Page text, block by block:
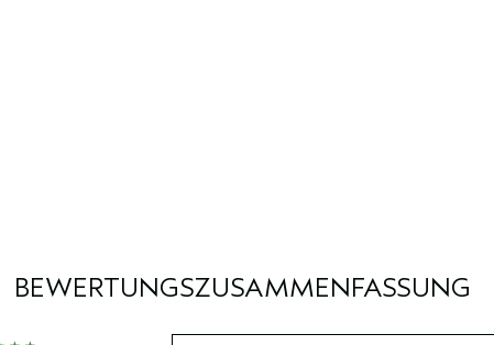
BEWERTUNGSZUSAMMENFASSUNG